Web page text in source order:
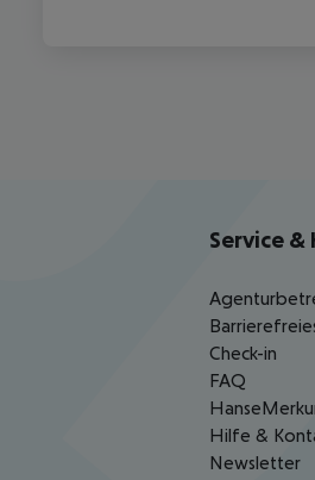
Service &
Check-in
FAQ
Hilfe &
Newsletter